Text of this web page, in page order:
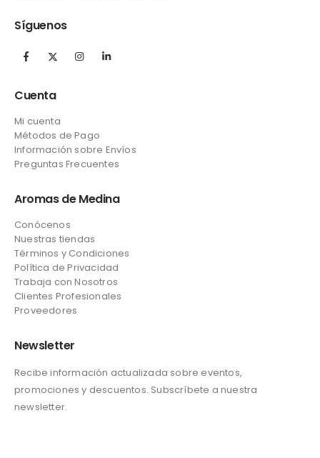
Síguenos
Cuenta
Mi cuenta
Métodos de Pago
Información sobre Envíos
Preguntas Frecuentes
Aromas de Medina
Conócenos
Nuestras tiendas
Términos y Condiciones
Política de Privacidad
Trabaja con Nosotros
Clientes Profesionales
Proveedores
Newsletter
Recibe información actualizada sobre eventos,
promociones y descuentos. Subscríbete a nuestra
newsletter.